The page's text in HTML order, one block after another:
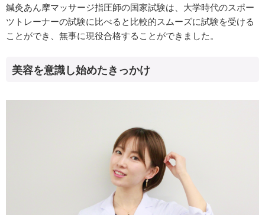
鍼灸あん摩マッサージ指圧師の国家試験は、大学時代のスポー
ツトレーナーの試験に比べると比較的スムーズに試験を受ける
ことができ、無事に現役合格することができました。
美容を意識し始めたきっかけ